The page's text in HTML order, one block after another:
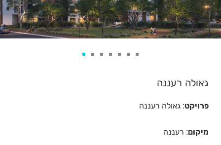
גאולה רעננה
פרויקט: גאולה רעננה
מיקום: רעננה